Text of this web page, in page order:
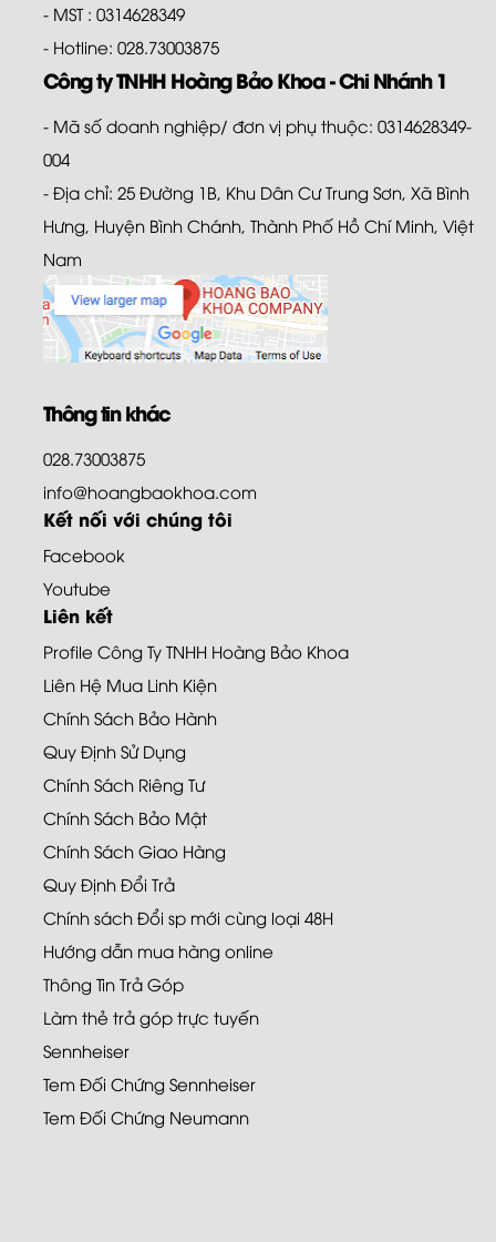
- MST : 0314628349
- Hotline: 028.73003875
Công ty TNHH Hoàng Bảo Khoa - Chi Nhánh 1
- Mã số doanh nghiệp/ đơn vị phụ thuộc: 0314628349-
004
- Địa chỉ: 25 Đường 1B, Khu Dân Cư Trung Sơn, Xã Bình
Hưng, Huyện Bình Chánh, Thành Phố Hồ Chí Minh, Việt
Nam
Thông tin khác
028.73003875
info@hoangbaokhoa.com
Kết nối với chúng tôi
Facebook
Youtube
Liên kết
Profile Công Ty TNHH Hoàng Bảo Khoa
Liên Hệ Mua Linh Kiện
Chính Sách Bảo Hành
Quy Định Sử Dụng
Chính Sách Riêng Tư
Chính Sách Bảo Mật
Chính Sách Giao Hàng
Quy Định Đổi Trả
Chính sách Đổi sp mới cùng loại 48H
Hướng dẫn mua hàng online
Thông Tin Trả Góp
Làm thẻ trả góp trực tuyến
Sennheiser
Tem Đối Chứng Sennheiser
Tem Đối Chứng Neumann